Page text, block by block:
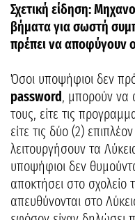
Σχετική είδηση:
βήματα για σωστή
πρέπει να αποφύγουν
Όσοι υποψήφιοι δεν
password, μπορούν να
τους, είτε τις
είτε τις δύο (2)
λειτουργήσουν τα
υποψήφιοι δεν
αποκτήσει στο σχολείο
απευθύνονται στο